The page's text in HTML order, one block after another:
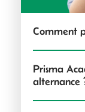
Comment
Prisma
alternance